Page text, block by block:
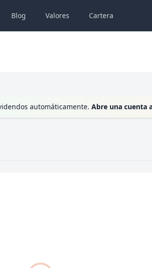
Blog Valores Cartera
automáticamente. Abre una cuenta